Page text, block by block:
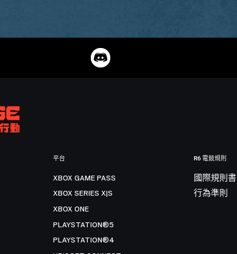
平台
XBOX GAME PASS
XBOX SERIES X|S
XBOX ONE
PLAYSTATION®5
PLAYSTATION®4
R6 電競規則
國際規則書
行為準則